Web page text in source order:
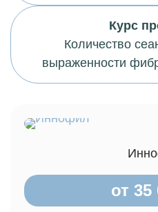
Курс
Количество
выраженности
от 35